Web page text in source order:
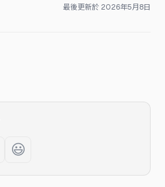
最後更新於 2026年5月8日
😃